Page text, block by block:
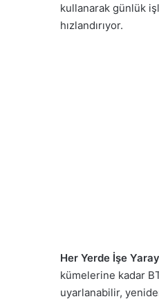
kullanarak günlük
hızlandırıyor.
Her Yerde İşe
kümelerine kadar
uyarlanabilir,